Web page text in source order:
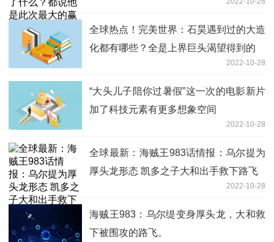
全球热点！完美世界：石昊遇到过的大造
化都有哪些？全是上界巨头渴望得到的
2022-10-28
“大头儿子陪你过暑假”这一次的电影新片
加了科技元素有更多想象空间
2022-10-28
全球最新：海贼王983话情报：乌尔提为
厚头龙形态 凯多之子大和出手救下路飞
2022-10-28
海贼王983：乌尔缇变身厚头龙，大和救
下被围攻的路飞。